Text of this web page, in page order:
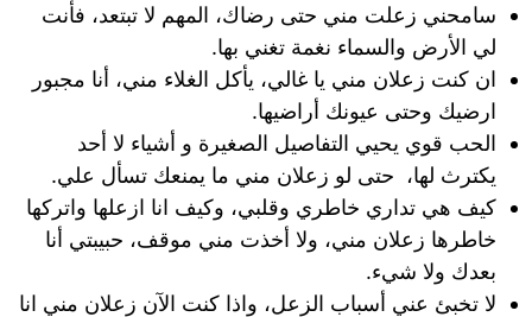
سامحني زعلت مني حتى رضاك، المهم لا تبتعد، فأنت
لي الأرض والسماء نغمة تغني بها.
ان كنت زعلان مني يا غالي، يأكل الغلاء مني، أنا مجبور
ارضيك وحتى عيونك أراضيها.
الحب قوي يحيي التفاصيل الصغيرة و أشياء لا أحد
يكترث لها، حتى لو زعلان مني ما يمنعك تسأل علي.
كيف هي تداري خاطري وقلبي، وكيف انا ازعلها واتركها
خاطرها زعلان مني، ولا أخذت مني موقف، حبيبتي أنا
بعدك ولا شيء.
لا تخبئ عني أسباب الزعل، واذا كنت الآن زعلان مني انا